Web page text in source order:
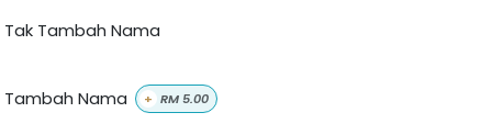
Tak Tambah Nama
Tambah Nama + RM5.00